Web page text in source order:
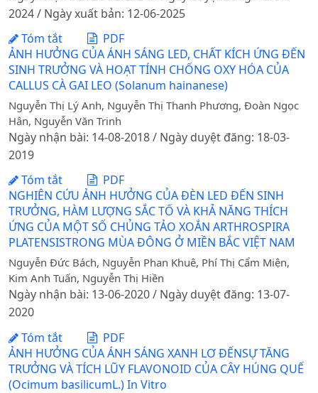
2024 / Ngày xuất bản: 12-06-2025
Tóm tắt
PDF
ẢNH HƯỞNG CỦA ÁNH SÁNG LED, CHẤT KÍCH ỨNG ĐẾN
SINH TRƯỞNG VÀ HOẠT TÍNH CHỐNG OXY HÓA CỦA
CALLUS CÀ GAI LEO (Solanum hainanese)
Nguyễn Thị Lý Anh, Nguyễn Thị Thanh Phương, Đoàn Ngọc
Hân, Nguyễn Văn Trinh
Ngày nhận bài: 14-08-2018 / Ngày duyệt đăng: 18-03-
2019
Tóm tắt
PDF
NGHIÊN CỨU ẢNH HƯỞNG CỦA ĐÈN LED ĐẾN SINH
TRƯỞNG, HÀM LƯỢNG SẮC TỐ VÀ KHẢ NĂNG THÍCH
ỨNG CỦA MỘT SỐ CHỦNG TẢO XOẮN ARTHROSPIRA
PLATENSISTRONG MÙA ĐÔNG Ở MIỀN BẮC VIỆT NAM
Nguyễn Đức Bách, Nguyễn Phan Khuê, Phí Thị Cẩm Miện,
Kim Anh Tuấn, Nguyễn Thị Hiền
Ngày nhận bài: 13-06-2020 / Ngày duyệt đăng: 13-07-
2020
Tóm tắt
PDF
ẢNH HƯỞNG CỦA ÁNH SÁNG XANH LƠ ĐẾNSỰ TĂNG
TRƯỞNG VÀ TÍCH LŨY FLAVONOID CỦA CÂY HÚNG QUẾ
(Ocimum basilicumL.) In Vitro